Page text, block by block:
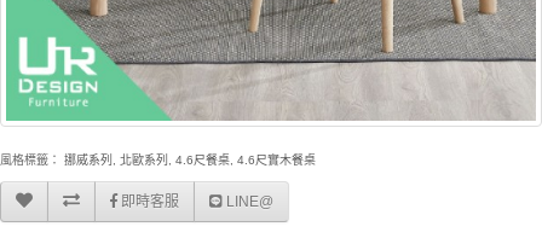
風格標籤： 挪威系列 北歐系列 4.6尺餐桌 4.6尺實木餐桌
即時客服 LINE@